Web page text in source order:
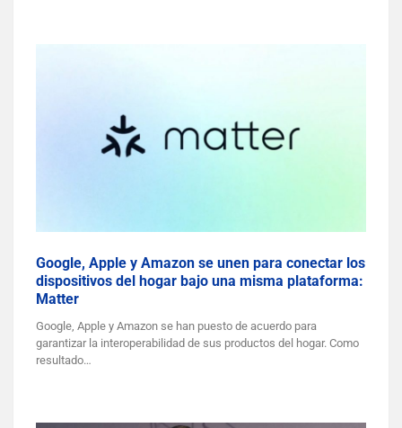
Google, Apple y Amazon se unen para conectar los
dispositivos del hogar bajo una misma plataforma:
Matter
Google, Apple y Amazon se han puesto de acuerdo para
garantizar la interoperabilidad de sus productos del hogar. Como
resultado…